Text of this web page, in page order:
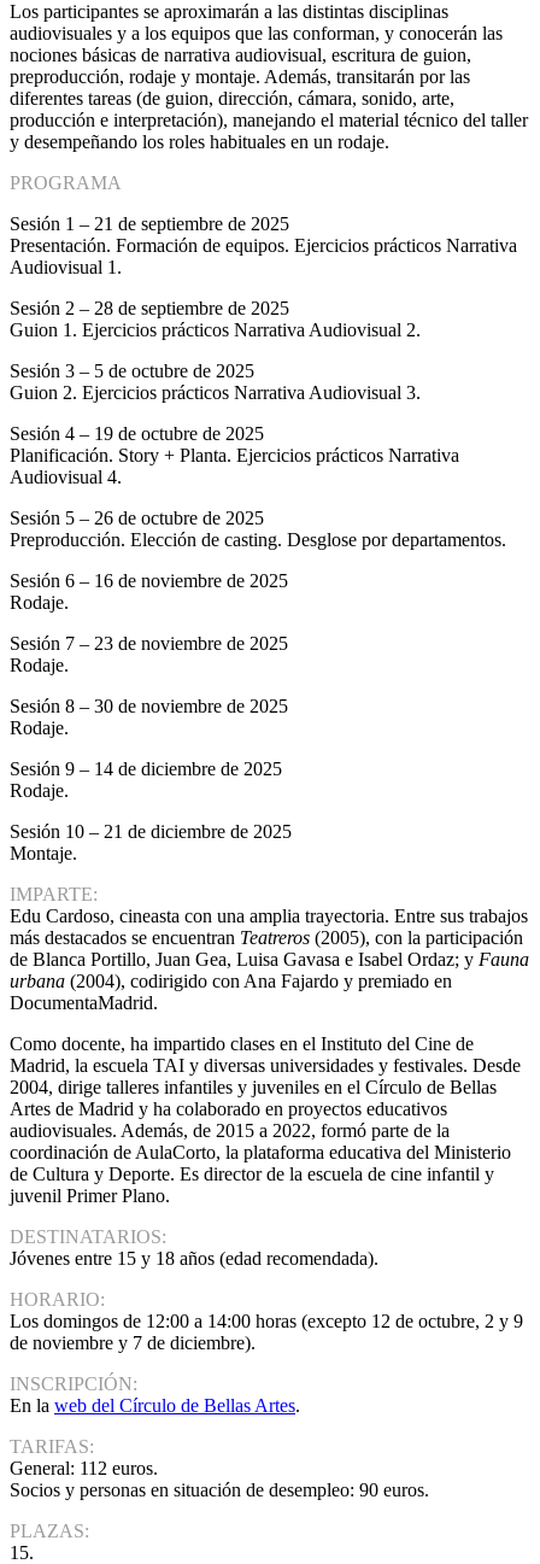
Los participantes se aproximarán a las distintas disciplinas
audiovisuales y a los equipos que las conforman, y conocerán las
nociones básicas de narrativa audiovisual, escritura de guion,
preproducción, rodaje y montaje. Además, transitarán por las
diferentes tareas (de guion, dirección, cámara, sonido, arte,
producción e interpretación), manejando el material técnico del taller
y desempeñando los roles habituales en un rodaje.
PROGRAMA
Sesión 1 – 21 de septiembre de 2025
Presentación. Formación de equipos. Ejercicios prácticos Narrativa
Audiovisual 1.
Sesión 2 – 28 de septiembre de 2025
Guion 1. Ejercicios prácticos Narrativa Audiovisual 2.
Sesión 3 – 5 de octubre de 2025
Guion 2. Ejercicios prácticos Narrativa Audiovisual 3.
Sesión 4 – 19 de octubre de 2025
Planificación. Story + Planta. Ejercicios prácticos Narrativa
Audiovisual 4.
Sesión 5 – 26 de octubre de 2025
Preproducción. Elección de casting. Desglose por departamentos.
Sesión 6 – 16 de noviembre de 2025
Rodaje.
Sesión 7 – 23 de noviembre de 2025
Rodaje.
Sesión 8 – 30 de noviembre de 2025
Rodaje.
Sesión 9 – 14 de diciembre de 2025
Rodaje.
Sesión 10 – 21 de diciembre de 2025
Montaje.
IMPARTE:
Edu Cardoso, cineasta con una amplia trayectoria. Entre sus trabajos
más destacados se encuentran Teatreros (2005), con la participación
de Blanca Portillo, Juan Gea, Luisa Gavasa e Isabel Ordaz; y Fauna
urbana (2004), codirigido con Ana Fajardo y premiado en
DocumentaMadrid.
Como docente, ha impartido clases en el Instituto del Cine de
Madrid, la escuela TAI y diversas universidades y festivales. Desde
2004, dirige talleres infantiles y juveniles en el Círculo de Bellas
Artes de Madrid y ha colaborado en proyectos educativos
audiovisuales. Además, de 2015 a 2022, formó parte de la
coordinación de AulaCorto, la plataforma educativa del Ministerio
de Cultura y Deporte. Es director de la escuela de cine infantil y
juvenil Primer Plano.
DESTINATARIOS:
Jóvenes entre 15 y 18 años (edad recomendada).
HORARIO:
Los domingos de 12:00 a 14:00 horas (excepto 12 de octubre, 2 y 9
de noviembre y 7 de diciembre).
INSCRIPCIÓN:
En la web del Círculo de Bellas Artes.
TARIFAS:
General: 112 euros.
Socios y personas en situación de desempleo: 90 euros.
PLAZAS:
15.